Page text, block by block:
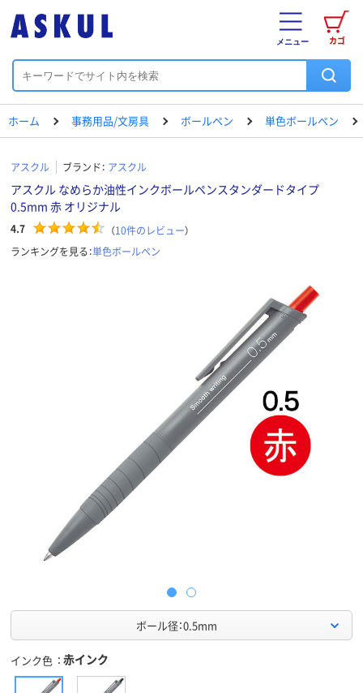
カゴ
メニュー
ホーム 事務用品/文房具 ボールペン 単色ボールペン
アスクル ブランド： アスクル
アスクル なめらか油性インクボールペンスタンダードタイプ
0.5mm 赤 オリジナル
4.7 （10件のレビュー）
ランキングを見る：単色ボールペン
ボール径：0.5mm
インク色 赤インク